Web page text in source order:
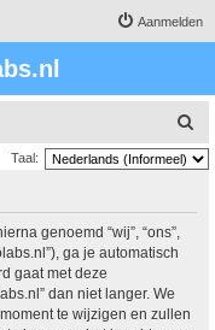
Aanmelden
o
Taal:
genoemd “wij”, “ons”,
ga je automatisch
gaat met deze
dan niet langer. We
te wijzigen en zullen